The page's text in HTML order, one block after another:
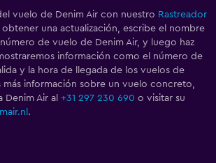
vuelo de Denim Air con nuestro Rastreador
obtener una actualización, escribe el nombre
de vuelo de Denim Air, y luego haz
información como el número de
y la hora de llegada de los vuelos de
más información sobre un vuelo concreto,
Denim Air al +31 297 230 690 o visitar su
.